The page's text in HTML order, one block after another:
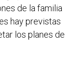
de la familia
hay previstas
los planes de